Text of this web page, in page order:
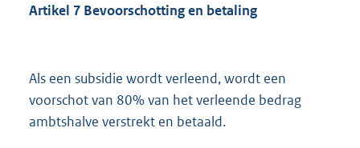
Artikel 7 Bevoorschotting en betaling
Als een subsidie wordt verleend, wordt een
voorschot van 80% van het verleende bedrag
ambtshalve verstrekt en betaald.